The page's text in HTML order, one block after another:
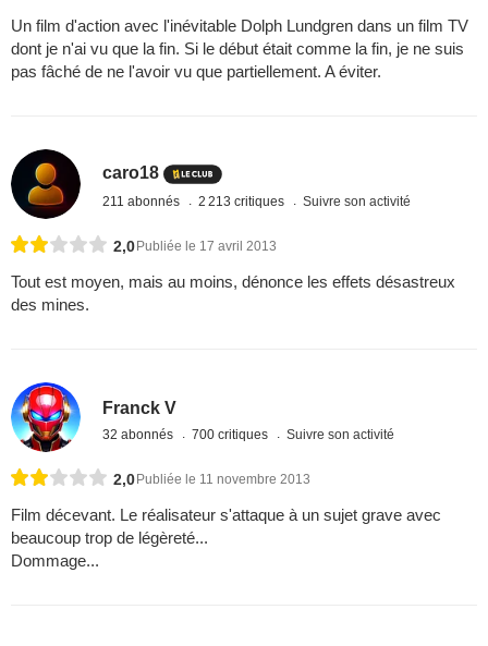
Un film d'action avec l'inévitable Dolph Lundgren dans un film TV
dont je n'ai vu que la fin. Si le début était comme la fin, je ne suis
pas fâché de ne l'avoir vu que partiellement. A éviter.
caro18
211 abonnés 2 213 critiques Suivre son activité
2,0 Publiée le 17 avril 2013
Tout est moyen, mais au moins, dénonce les effets désastreux
des mines.
Franck V
32 abonnés 700 critiques Suivre son activité
2,0 Publiée le 11 novembre 2013
Film décevant. Le réalisateur s'attaque à un sujet grave avec
beaucoup trop de légèreté...
Dommage...